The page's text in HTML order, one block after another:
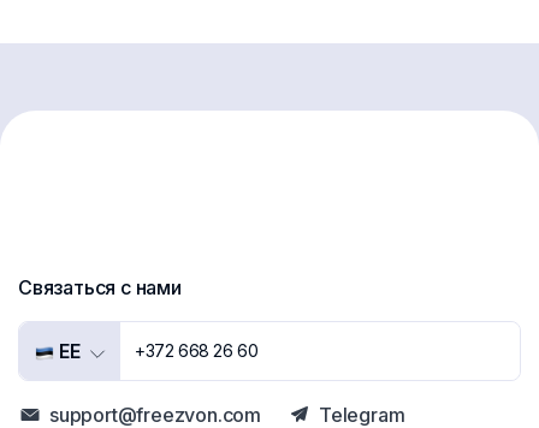
Связаться с нами
EE +372 668 26 60
support@freezvon.com
Telegram